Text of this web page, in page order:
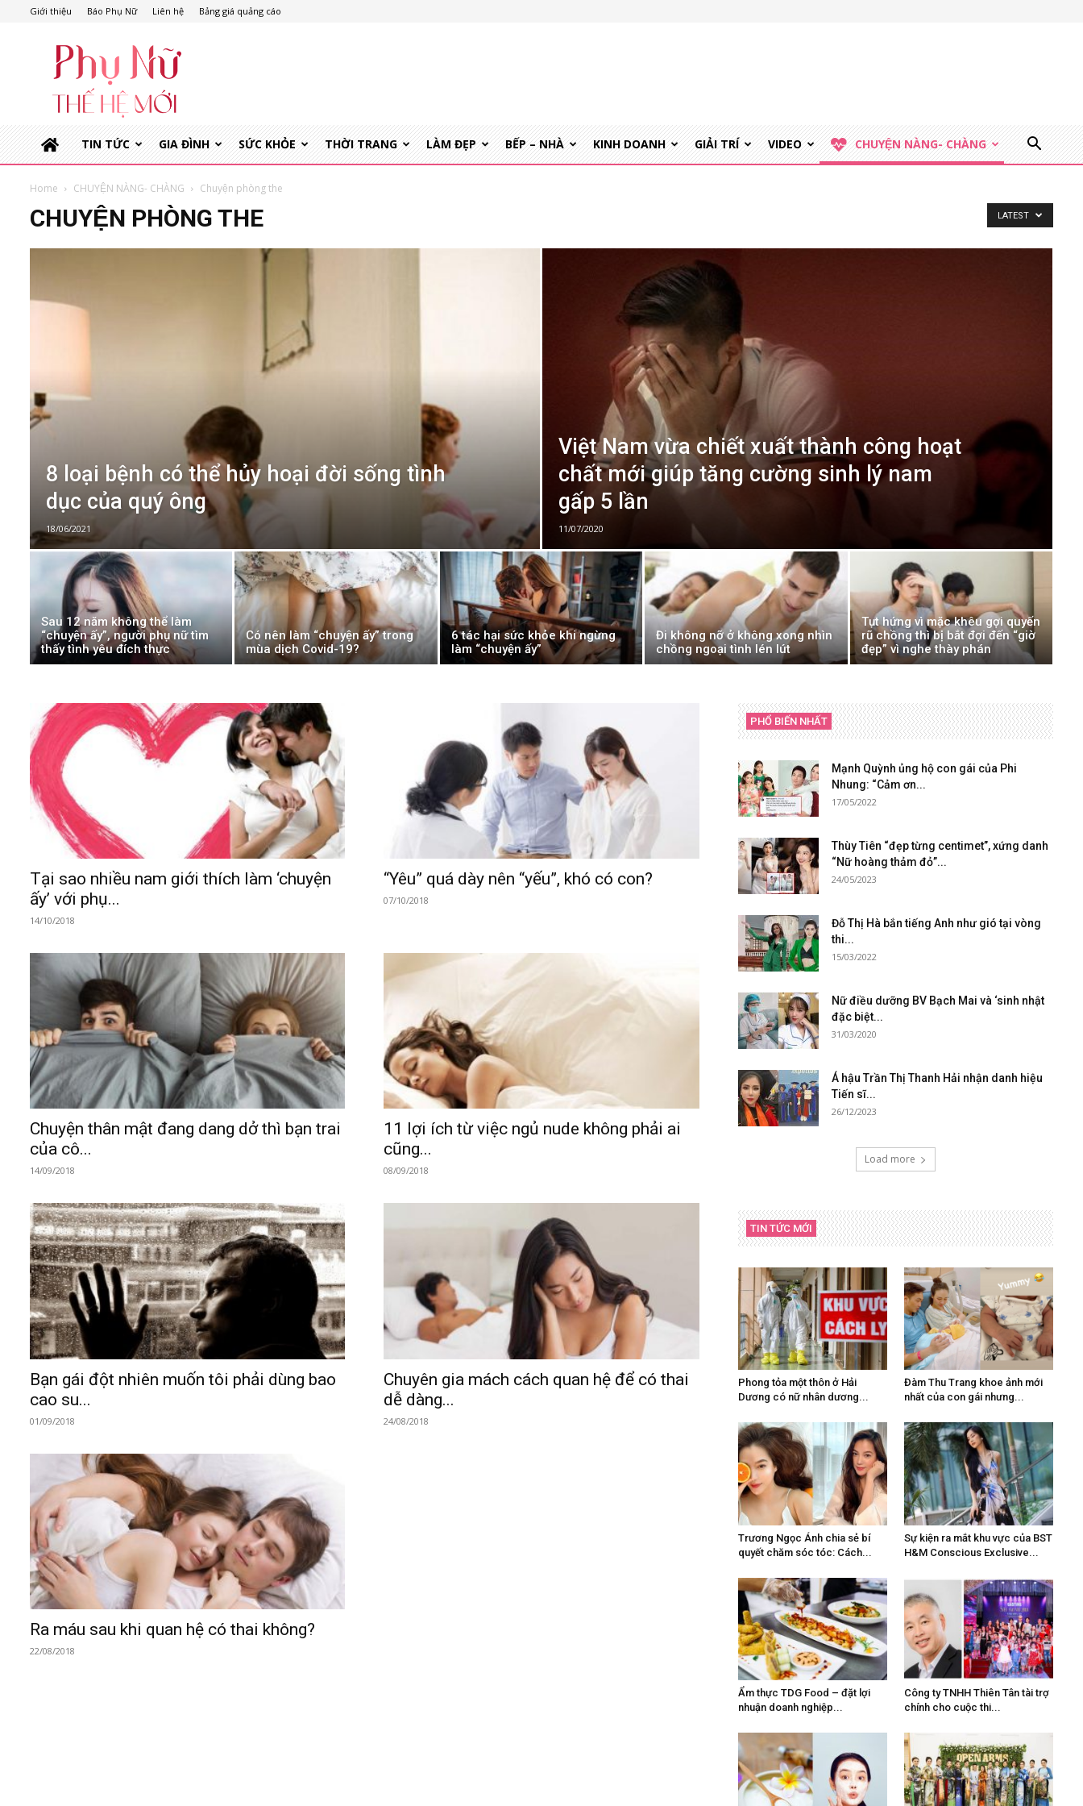
Giới thiệu Báo Phụ Nữ Liên hệ Bảng giá quảng cáo
Phụ
Nữ
Hệ
TIN TỨC
GIA ĐÌNH SỨC KHỎE THỜI TRANG LÀM ĐẸP BẾP – NHÀ KINH DOANH GIẢI TRÍ VIDEO CHUYỆN NÀNG- CHÀNG
Home CHUYỆN NÀNG- CHÀNG Chuyện phòng the
CHUYỆN PHÒNG THE LATEST
8 loại bệnh có thể hủy hoại đời sống tình
dục của quý ông
18/06/2021
Việt Nam vừa chiết xuất thành công hoạt
chất mới giúp tăng cường sinh lý nam
gấp 5 lần
11/07/2020
Sau 12 năm không thể làm
“chuyện ấy”, người phụ nữ tìm
thấy tình yêu đích thực
Có nên làm “chuyện ấy” trong
mùa dịch Covid-19?
6 tác hại sức khỏe khi ngừng
làm “chuyện ấy”
Đi không nỡ ở không xong nhìn
chồng ngoại tình lén lút
Tụt hứng vì mặc khêu gợi quyến
rũ chồng thì bị bắt đợi đến “giờ
đẹp” vì nghe thày phán
Tại sao nhiều nam giới thích làm ‘chuyện
ấy’ với phụ...
14/10/2018
“Yêu” quá dày nên “yếu”, khó có con?
07/10/2018
Chuyện thân mật đang dang dở thì bạn trai
của cô...
14/09/2018
11 lợi ích từ việc ngủ nude không phải ai
cũng...
08/09/2018
Bạn gái đột nhiên muốn tôi phải dùng bao
cao su...
01/09/2018
Chuyên gia mách cách quan hệ để có thai
dễ dàng...
24/08/2018
Ra máu sau khi quan hệ có thai không?
22/08/2018
PHỔ BIẾN NHẤT
Mạnh Quỳnh ủng hộ con gái của Phi
Nhung: “Cảm ơn...
17/05/2022
Thùy Tiên “đẹp từng centimet”, xứng danh
“Nữ hoàng thảm đỏ”...
24/05/2023
Đỗ Thị Hà bắn tiếng Anh như gió tại vòng
thi...
15/03/2022
Nữ điều dưỡng BV Bạch Mai và ‘sinh nhật
đặc biệt...
31/03/2020
Á hậu Trần Thị Thanh Hải nhận danh hiệu
Tiến sĩ...
26/12/2023
Load more
TIN TỨC MỚI
Phong tỏa một thôn ở Hải
Dương có nữ nhân dương...
Đàm Thu Trang khoe ảnh mới
nhất của con gái nhưng...
Trương Ngọc Ánh chia sẻ bí
quyết chăm sóc tóc: Cách...
Sự kiện ra mắt khu vực của BST
H&M Conscious Exclusive...
Ẩm thực TDG Food – đặt lợi
nhuận doanh nghiệp...
Công ty TNHH Thiên Tân tài trợ
chính cho cuộc thi...